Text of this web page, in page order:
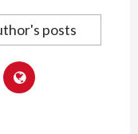
posts